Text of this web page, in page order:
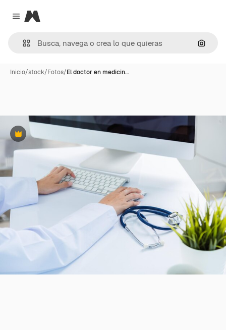
Close menu
Magnific
Inicio/stock/Fotos/El doctor en medicin…
Premium